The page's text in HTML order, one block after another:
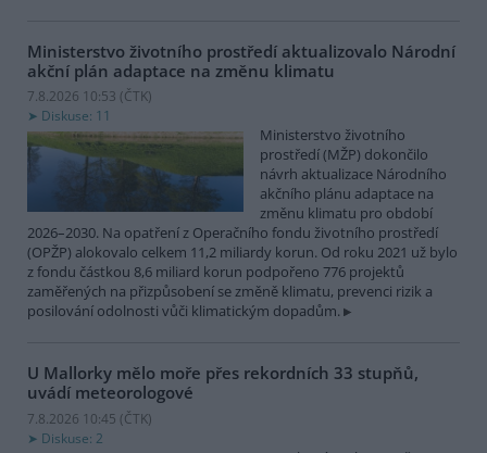
Ministerstvo životního prostředí aktualizovalo Národní
akční plán adaptace na změnu klimatu
7.8.2026 10:53 (ČTK)
Diskuse: 11
Ministerstvo životního
prostředí (MŽP) dokončilo
návrh aktualizace Národního
akčního plánu adaptace na
změnu klimatu pro období
2026–2030. Na opatření z Operačního fondu životního prostředí
(OPŽP) alokovalo celkem 11,2 miliardy korun. Od roku 2021 už bylo
z fondu částkou 8,6 miliard korun podpořeno 776 projektů
zaměřených na přizpůsobení se změně klimatu, prevenci rizik a
posilování odolnosti vůči klimatickým dopadům.
U Mallorky mělo moře přes rekordních 33 stupňů,
uvádí meteorologové
7.8.2026 10:45 (ČTK)
Diskuse: 2